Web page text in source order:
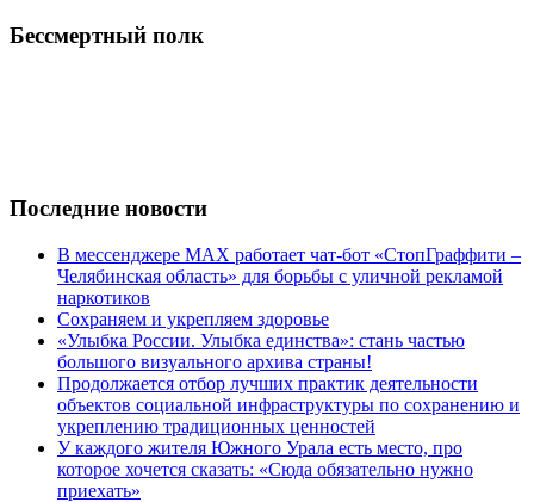
Бессмертный полк
Последние новости
В мессенджере МАХ работает чат-бот «СтопГраффити –
Челябинская область» для борьбы с уличной рекламой
наркотиков
Сохраняем и укрепляем здоровье
«Улыбка России. Улыбка единства»: стань частью
большого визуального архива страны!
Продолжается отбор лучших практик деятельности
объектов социальной инфраструктуры по сохранению и
укреплению традиционных ценностей
У каждого жителя Южного Урала есть место, про
которое хочется сказать: «Сюда обязательно нужно
приехать»